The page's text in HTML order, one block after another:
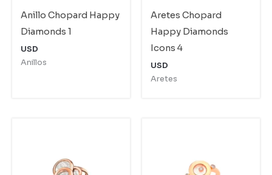
Anillo Chopard Happy
Diamonds 1
USD
Anillos
Aretes Chopard
Happy Diamonds
Icons 4
USD
Aretes